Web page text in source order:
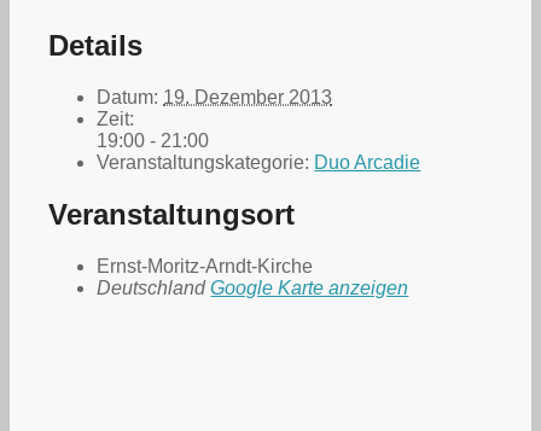
Details
Datum: 19. Dezember 2013
Zeit:
19:00 - 21:00
Veranstaltungskategorie: Duo Arcadie
Veranstaltungsort
Ernst-Moritz-Arndt-Kirche
Deutschland Google Karte anzeigen